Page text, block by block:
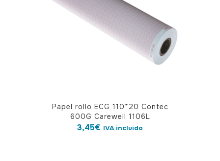
Papel rollo ECG 110*20 Contec
600G Carewell 1106L
3,45€ IVA incluido